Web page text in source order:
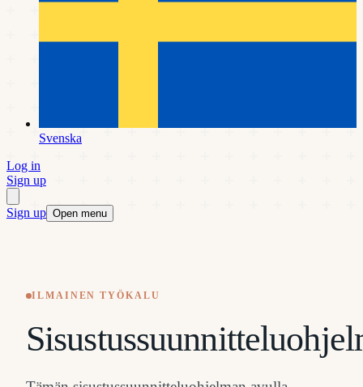
Svenska
Log in
Sign up
Sign up Open menu
ILMAINEN TYÖKALU